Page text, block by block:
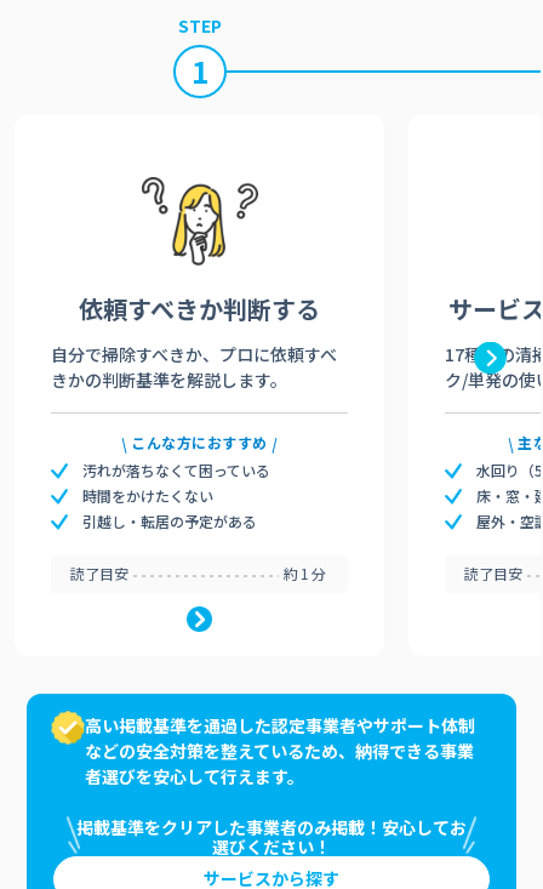
STEP
1
依頼すべきか判断する
自分で掃除すべきか、プロに依頼すべ
きかの判断基準を解説します。
こんな方におすすめ
汚れが落ちなくて困っている
時間をかけたくない
引越し・転居の予定がある
読了目安 約1分
サービ
17種類の清
ク/単発の使
主
水回り（
床・窓・
屋外・空
読了目安
高い掲載基準を通過した認定事業者やサポート体制
などの安全対策を整えているため、納得できる事業
者選びを安心して行えます。
掲載基準をクリアした事業者のみ掲載！安心してお
選びください！
サービスから探す